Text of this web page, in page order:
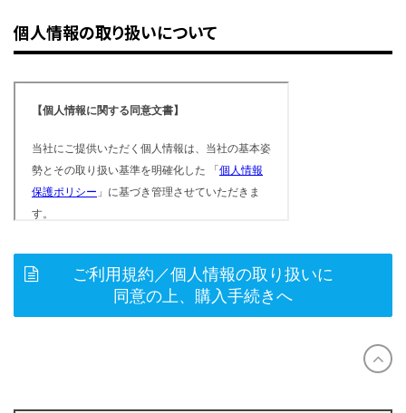
個人情報の取り扱いについて
ご利用規約／個人情報の取り扱いに
同意の上、購入手続きへ